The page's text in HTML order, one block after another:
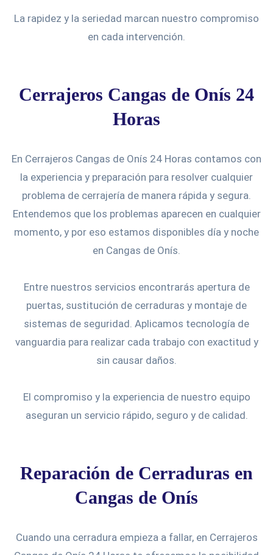
La rapidez y la seriedad marcan nuestro compromiso
en cada intervención.
Cerrajeros Cangas de Onís 24
Horas
En Cerrajeros Cangas de Onís 24 Horas contamos con
la experiencia y preparación para resolver cualquier
problema de cerrajería de manera rápida y segura.
Entendemos que los problemas aparecen en cualquier
momento, y por eso estamos disponibles día y noche
en Cangas de Onís.
Entre nuestros servicios encontrarás apertura de
puertas, sustitución de cerraduras y montaje de
sistemas de seguridad. Aplicamos tecnología de
vanguardia para realizar cada trabajo con exactitud y
sin causar daños.
El compromiso y la experiencia de nuestro equipo
aseguran un servicio rápido, seguro y de calidad.
Reparación de Cerraduras en
Cangas de Onís
Cuando una cerradura empieza a fallar, en Cerrajeros